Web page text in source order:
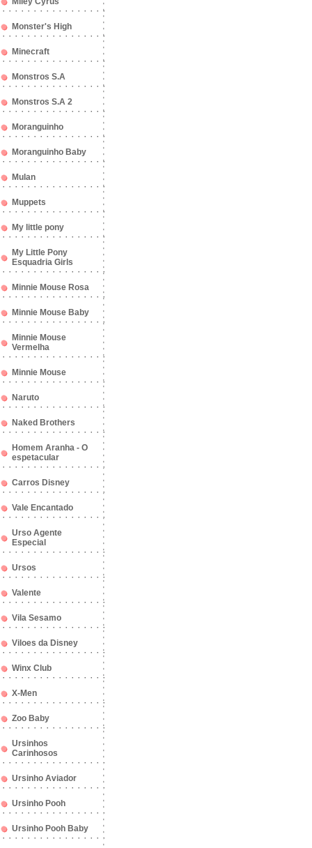
Monster's High
Minecraft
Monstros S.A
Monstros S.A 2
Moranguinho
Moranguinho Baby
Mulan
Muppets
My little pony
My Little Pony
Esquadria Girls
Minnie Mouse Rosa
Minnie Mouse Baby
Minnie Mouse
Vermelha
Minnie Mouse
Naruto
Naked Brothers
Homem Aranha - O
espetacular
Carros Disney
Vale Encantado
Urso Agente
Especial
Ursos
Valente
Vila Sesamo
Viloes da Disney
Winx Club
X-Men
Zoo Baby
Ursinhos
Carinhosos
Ursinho Aviador
Ursinho Pooh
Ursinho Pooh Baby